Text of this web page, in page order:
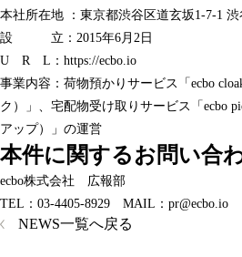
本社所在地 ：東京都渋谷区道玄坂1-7-1
設 立：2015年6月2日
U R L： https://ecbo.io
事業内容：荷物預かりサービス「ecbo
ク）」、宅配物受け取りサービス「ecbo
アップ）」の運営
本件に関するお問い合
ecbo株式会社 広報部
TEL：03-4405-8929 MAIL：pr@ecbo.io
NEWS一覧へ戻る